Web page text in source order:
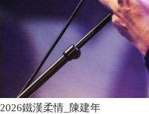
2026鐵漢柔情_陳建年